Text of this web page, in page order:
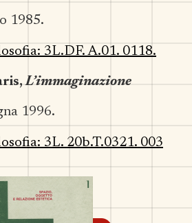
1985.
3L.DF. A.01. 0118.
L’immaginazione
1996.
3L. 20b.T.0321. 003